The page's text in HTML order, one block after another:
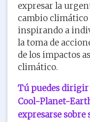
expresar la
cambio climático
inspirando a
la toma de
de los impactos
climático.
Tú puedes dirigir
Cool-Planet-
expresarse sobre